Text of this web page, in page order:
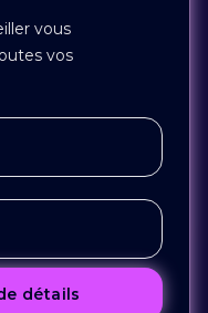
vous
vos
détails
image